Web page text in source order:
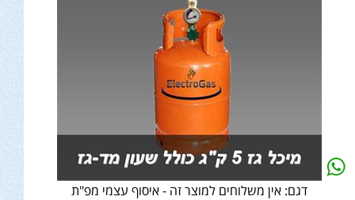
דגם: אין משלוחים למוצר זה - איסוף עצמי מפ"ת